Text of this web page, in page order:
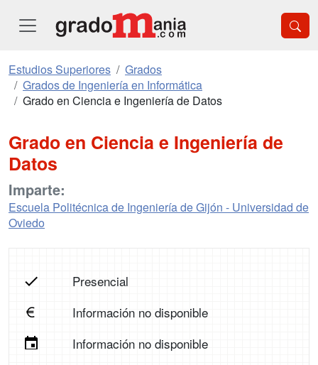
Estudios Superiores
Grados
Grados de Ingeniería en Informática
Grado en Ciencia e Ingeniería de Datos
Grado en Ciencia e Ingeniería de
Datos
Imparte:
Escuela Politécnica de Ingeniería de Gijón - Universidad de
Oviedo
Presencial
Información no disponible
Información no disponible